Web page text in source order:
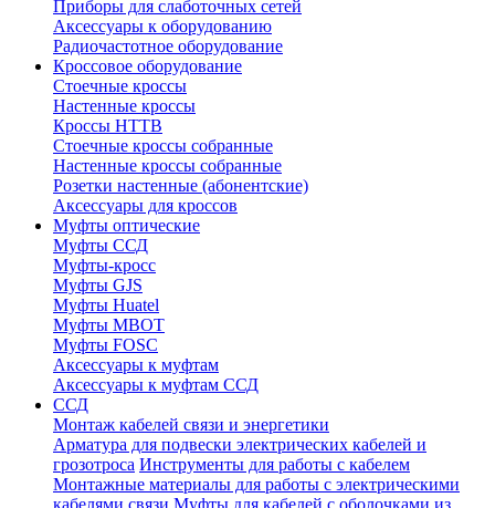
Приборы для слаботочных сетей
Аксессуары к оборудованию
Радиочастотное оборудование
Кроссовое оборудование
Стоечные кроссы
Настенные кроссы
Кроссы HTTB
Стоечные кроссы собранные
Настенные кроссы собранные
Розетки настенные (абонентские)
Аксессуары для кроссов
Муфты оптические
Муфты ССД
Муфты-кросс
Муфты GJS
Муфты Huatel
Муфты МВОТ
Муфты FOSC
Аксессуары к муфтам
Аксессуары к муфтам ССД
ССД
Монтаж кабелей связи и энергетики
Арматура для подвески электрических кабелей и
грозотроса Инструменты для работы с кабелем
Монтажные материалы для работы с электрическими
кабелями связи Муфты для кабелей с оболочками из